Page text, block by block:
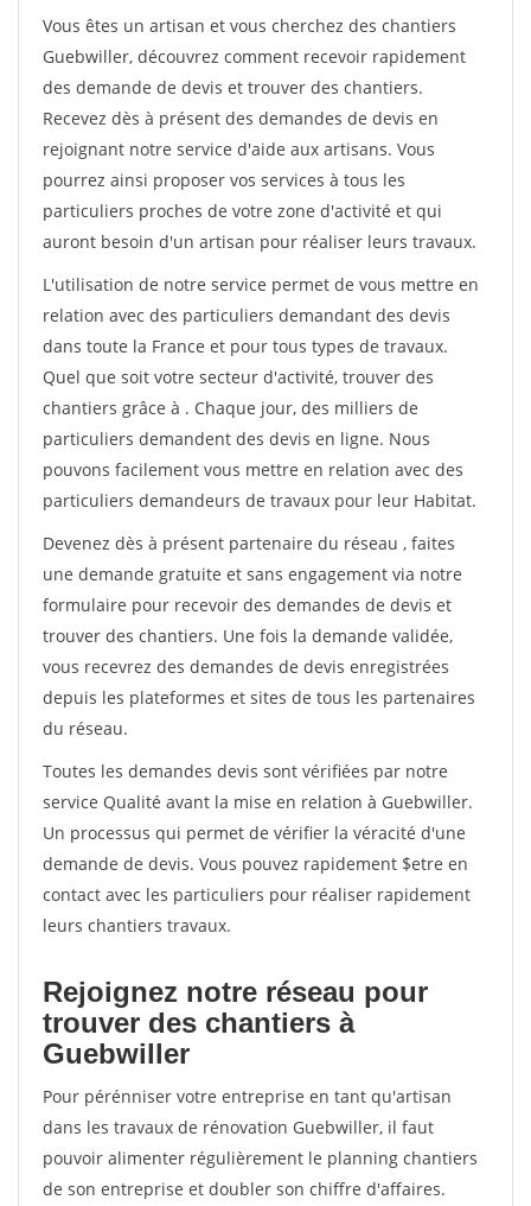
Vous êtes un artisan et vous cherchez des chantiers
Guebwiller, découvrez comment recevoir rapidement
des demande de devis et trouver des chantiers.
Recevez dès à présent des demandes de devis en
rejoignant notre service d'aide aux artisans. Vous
pourrez ainsi proposer vos services à tous les
particuliers proches de votre zone d'activité et qui
auront besoin d'un artisan pour réaliser leurs travaux.
L'utilisation de notre service permet de vous mettre en
relation avec des particuliers demandant des devis
dans toute la France et pour tous types de travaux.
Quel que soit votre secteur d'activité, trouver des
chantiers grâce à . Chaque jour, des milliers de
particuliers demandent des devis en ligne. Nous
pouvons facilement vous mettre en relation avec des
particuliers demandeurs de travaux pour leur Habitat.
Devenez dès à présent partenaire du réseau , faites
une demande gratuite et sans engagement via notre
formulaire pour recevoir des demandes de devis et
trouver des chantiers. Une fois la demande validée,
vous recevrez des demandes de devis enregistrées
depuis les plateformes et sites de tous les partenaires
du réseau.
Toutes les demandes devis sont vérifiées par notre
service Qualité avant la mise en relation à Guebwiller.
Un processus qui permet de vérifier la véracité d'une
demande de devis. Vous pouvez rapidement $etre en
contact avec les particuliers pour réaliser rapidement
leurs chantiers travaux.
Rejoignez notre réseau pour
trouver des chantiers à
Guebwiller
Pour pérénniser votre entreprise en tant qu'artisan
dans les travaux de rénovation Guebwiller, il faut
pouvoir alimenter régulièrement le planning chantiers
de son entreprise et doubler son chiffre d'affaires.